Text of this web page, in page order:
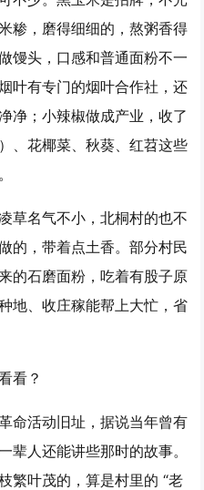
糁，磨得细细的，熬粥香得
馒头，口感和普通面粉不一
叶有专门的烟叶合作社，还
净；小辣椒做成产业，收了
、花椰菜、秋葵、红苕这些
草名气不小，北桐村的也不
的，带着点土香。部分村民
的石磨面粉，吃着有股子原
地、收庄稼能帮上大忙，省
看？
命活动旧址，据说当年曾有
辈人还能讲些那时的故事。
繁叶茂的，算是村里的 “老